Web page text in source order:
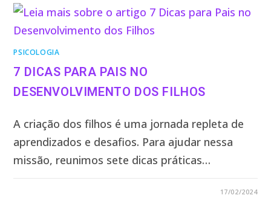
PSICOLOGIA
7 DICAS PARA PAIS NO
DESENVOLVIMENTO DOS FILHOS
A criação dos filhos é uma jornada repleta de
aprendizados e desafios. Para ajudar nessa
missão, reunimos sete dicas práticas…
17/02/2024